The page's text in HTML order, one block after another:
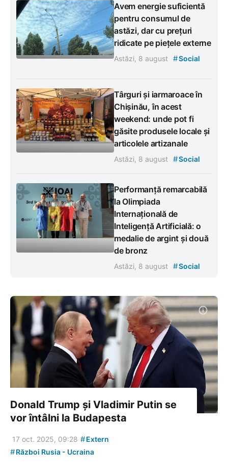
Avem energie suficientă
pentru consumul de
astăzi, dar cu prețuri
ridicate pe piețele externe
Astăzi, 8 august #Social
Târguri și iarmaroace în
Chișinău, în acest
weekend: unde pot fi
găsite produsele locale și
articolele artizanale
Astăzi, 8 august #Social
Performanță remarcabilă
la Olimpiada
Internațională de
Inteligență Artificială: o
medalie de argint și două
de bronz
Astăzi, 8 august #Social
Donald Trump și Vladimir Putin se
vor întâlni la Budapesta
17 oct. 2025, 09:28 #Extern
#Război Rusia - Ucraina